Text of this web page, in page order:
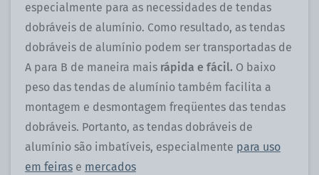
especialmente para as necessidades de tendas
dobráveis ​​de alumínio. Como resultado, as tendas
dobráveis ​​de alumínio podem ser transportadas de
A para B de maneira mais rápida e fácil. O baixo
peso das tendas de alumínio também facilita a
montagem e desmontagem freqüentes das tendas
dobráveis. Portanto, as tendas dobráveis ​​de
alumínio são imbatíveis, especialmente para uso
em feiras e mercados